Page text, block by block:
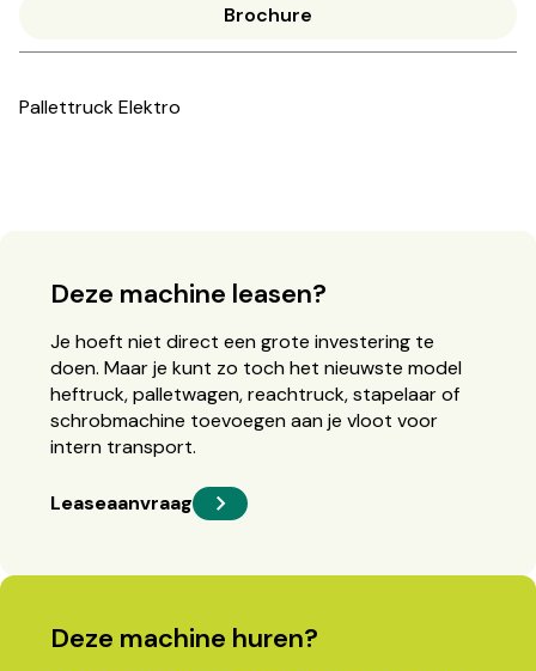
Brochure
Pallettruck Elektro
Deze machine leasen?
Je hoeft niet direct een grote investering te
doen. Maar je kunt zo toch het nieuwste model
heftruck, palletwagen, reachtruck, stapelaar of
schrobmachine toevoegen aan je vloot voor
intern transport.
Leaseaanvraag
Deze machine huren?